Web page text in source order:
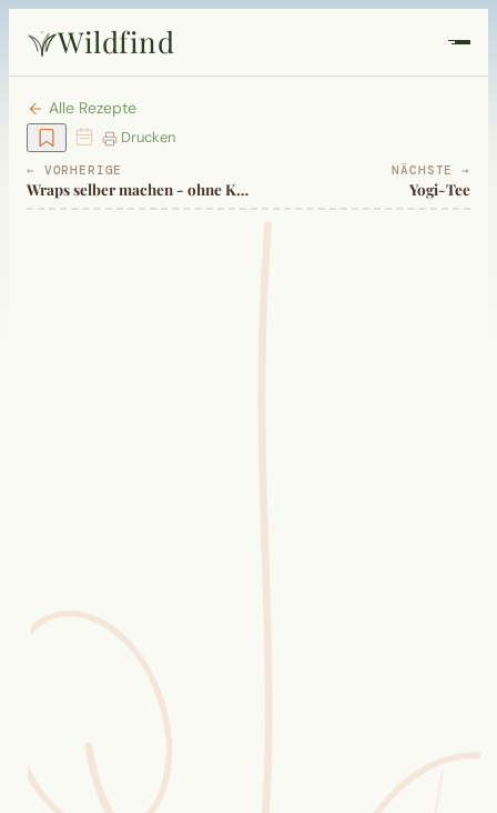
Wildfind
Startseite
Pflanzen
Blüten-Finder
Phänologie-Radar
Vogelstimmen
Alle Rezepte
Drucken
← VORHERIGE
Wraps selber machen - ohne Knetteig
NÄCHSTE →
Yogi-Tee